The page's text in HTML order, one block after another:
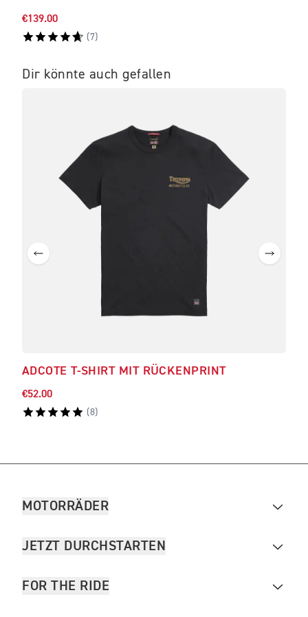
€139.00
(7)
Dir könnte auch gefallen
ADCOTE T-SHIRT MIT RÜCKENPRINT
€52.00
(8)
MOTORRÄDER
JETZT DURCHSTARTEN
FOR THE RIDE